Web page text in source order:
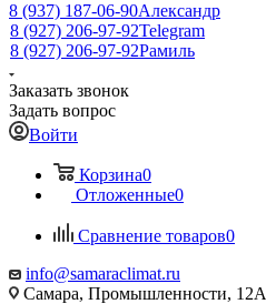
8 (937) 187-06-90Александр
8 (927) 206-97-92Telegram
8 (927) 206-97-92Рамиль
Заказать звонок
Задать вопрос
Войти
Корзина0
Отложенные0
Сравнение товаров0
info@samaraclimat.ru
Самара, Промышленности, 12А